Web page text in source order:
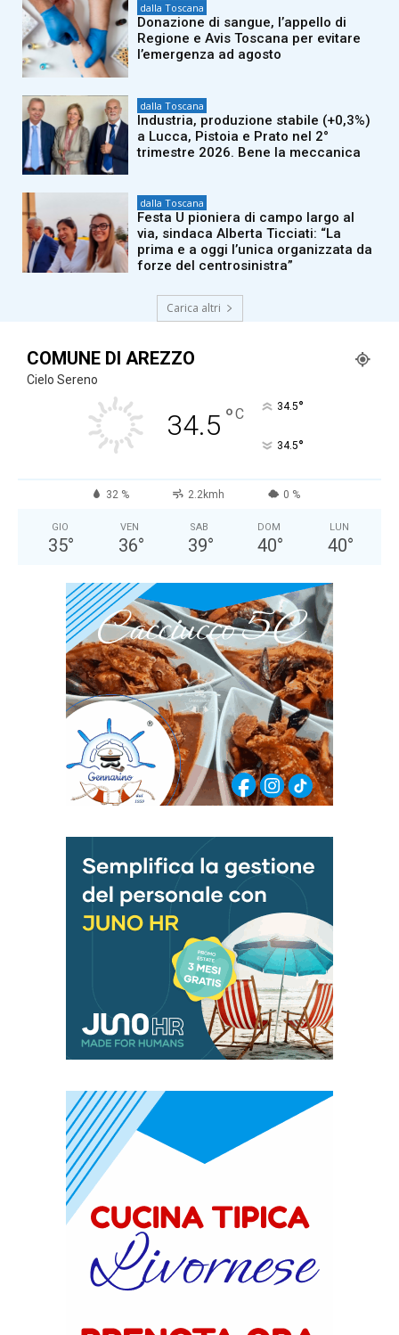
dalla Toscana
Donazione di sangue, l’appello di
Regione e Avis Toscana per evitare
l’emergenza ad agosto
dalla Toscana
Industria, produzione stabile (+0,3%)
a Lucca, Pistoia e Prato nel 2°
trimestre 2026. Bene la meccanica
dalla Toscana
Festa U pioniera di campo largo al
via, sindaca Alberta Ticciati: “La
prima e a oggi l’unica organizzata da
forze del centrosinistra”
Carica altri
COMUNE DI AREZZO
Cielo Sereno
34.5 °C 34.5°
34.5°
32 % 2.2kmh 0 %
GIO
35°
VEN
36°
SAB
39°
DOM
40°
LUN
40°